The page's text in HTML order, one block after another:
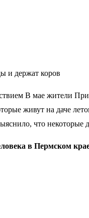
и держат коров
В мае жители
живут на даче
что некоторые
в Пермском